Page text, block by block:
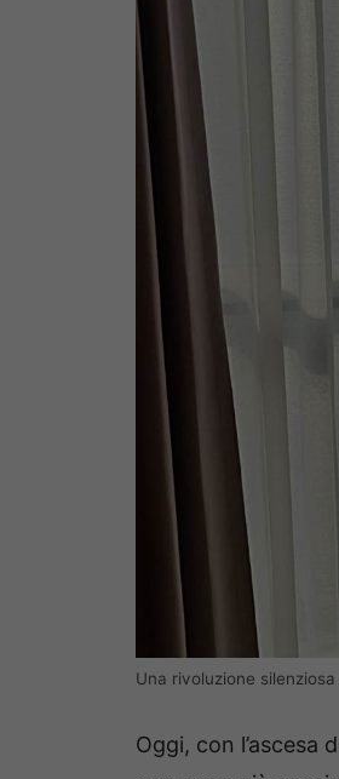
Una rivoluzione
Oggi, con l’ascesa